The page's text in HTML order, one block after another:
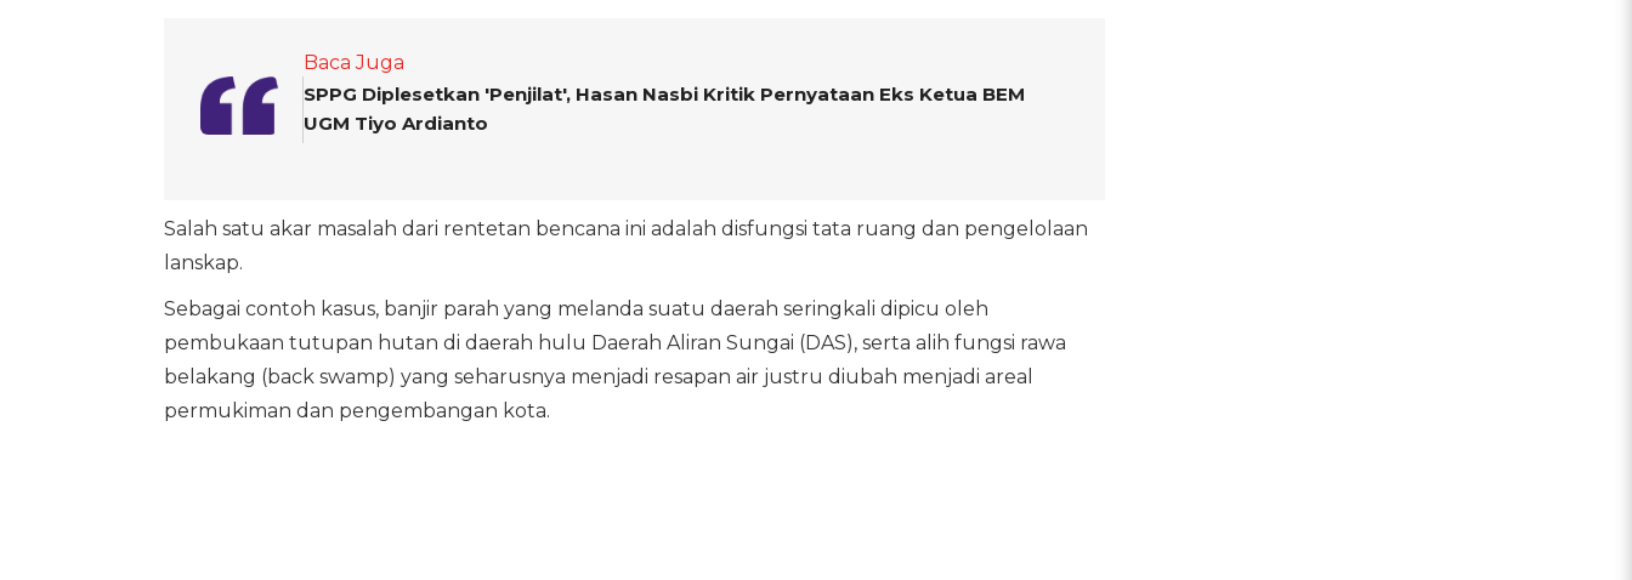
Baca Juga
SPPG Diplesetkan 'Penjilat', Hasan Nasbi Kritik Pernyataan Eks Ketua BEM
UGM Tiyo Ardianto
Salah satu akar masalah dari rentetan bencana ini adalah disfungsi tata ruang dan pengelolaan
lanskap.
Sebagai contoh kasus, banjir parah yang melanda suatu daerah seringkali dipicu oleh
pembukaan tutupan hutan di daerah hulu Daerah Aliran Sungai (DAS), serta alih fungsi rawa
belakang (back swamp) yang seharusnya menjadi resapan air justru diubah menjadi areal
permukiman dan pengembangan kota.